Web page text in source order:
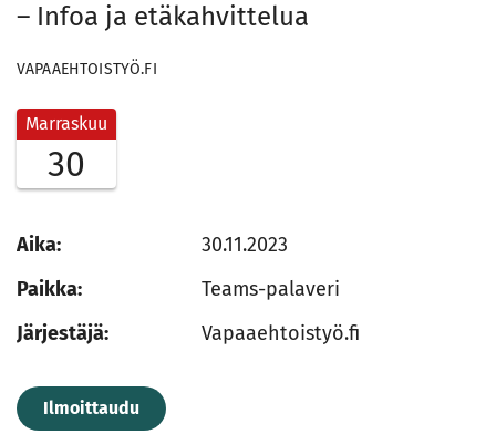
– Infoa ja etäkahvittelua
VAPAAEHTOISTYÖ.FI
Marraskuu
30
Aika:
30.11.2023
Paikka:
Teams-palaveri
Järjestäjä:
Vapaaehtoistyö.fi
Ilmoittaudu